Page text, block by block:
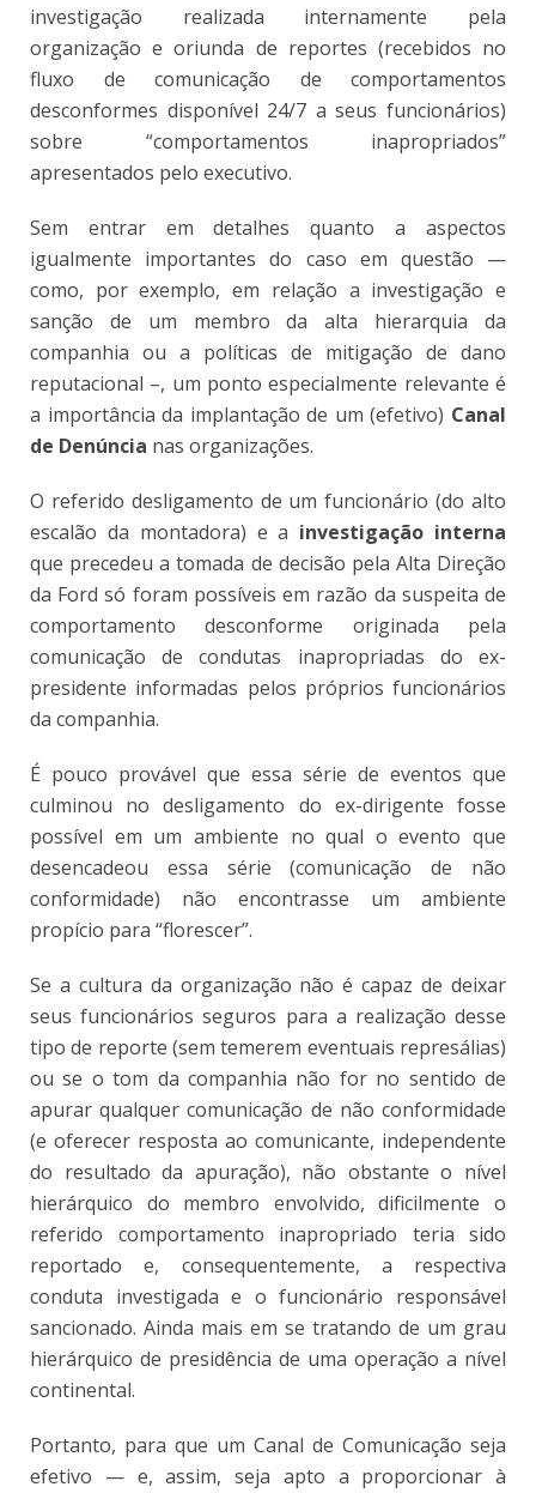
investigação realizada internamente pela
organização e oriunda de reportes (recebidos no
fluxo de comunicação de comportamentos
desconformes disponível 24/7 a seus funcionários)
sobre “comportamentos inapropriados”
apresentados pelo executivo.
Sem entrar em detalhes quanto a aspectos
igualmente importantes do caso em questão —
como, por exemplo, em relação a investigação e
sanção de um membro da alta hierarquia da
companhia ou a políticas de mitigação de dano
reputacional –, um ponto especialmente relevante é
a importância da implantação de um (efetivo) Canal
de Denúncia nas organizações.
O referido desligamento de um funcionário (do alto
escalão da montadora) e a investigação interna
que precedeu a tomada de decisão pela Alta Direção
da Ford só foram possíveis em razão da suspeita de
comportamento desconforme originada pela
comunicação de condutas inapropriadas do ex-
presidente informadas pelos próprios funcionários
da companhia.
É pouco provável que essa série de eventos que
culminou no desligamento do ex-dirigente fosse
possível em um ambiente no qual o evento que
desencadeou essa série (comunicação de não
conformidade) não encontrasse um ambiente
propício para “florescer”.
Se a cultura da organização não é capaz de deixar
seus funcionários seguros para a realização desse
tipo de reporte (sem temerem eventuais represálias)
ou se o tom da companhia não for no sentido de
apurar qualquer comunicação de não conformidade
(e oferecer resposta ao comunicante, independente
do resultado da apuração), não obstante o nível
hierárquico do membro envolvido, dificilmente o
referido comportamento inapropriado teria sido
reportado e, consequentemente, a respectiva
conduta investigada e o funcionário responsável
sancionado. Ainda mais em se tratando de um grau
hierárquico de presidência de uma operação a nível
continental.
Portanto, para que um Canal de Comunicação seja
efetivo — e, assim, seja apto a proporcionar à